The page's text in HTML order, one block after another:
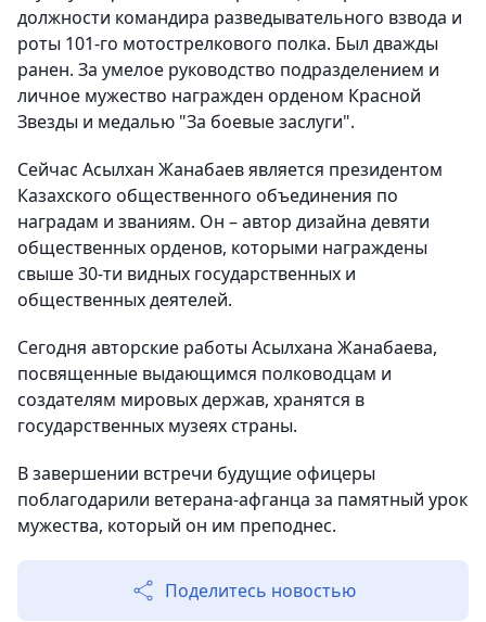
должности командира разведывательного взвода и
роты 101-го мотострелкового полка. Был дважды
ранен. За умелое руководство подразделением и
личное мужество награжден орденом Красной
Звезды и медалью "За боевые заслуги".
Сейчас Асылхан Жанабаев является президентом
Казахского общественного объединения по
наградам и званиям. Он – автор дизайна девяти
общественных орденов, которыми награждены
свыше 30-ти видных государственных и
общественных деятелей.
Сегодня авторские работы Асылхана Жанабаева,
посвященные выдающимся полководцам и
создателям мировых держав, хранятся в
государственных музеях страны.
В завершении встречи будущие офицеры
поблагодарили ветерана-афганца за памятный урок
мужества, который он им преподнес.
Поделитесь новостью